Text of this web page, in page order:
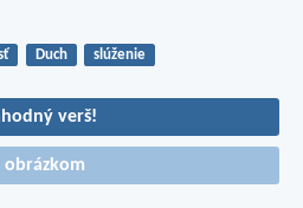
Duch slúženie
verš!
obrázkom